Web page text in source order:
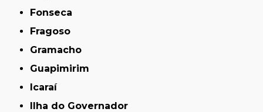
Fonseca
Fragoso
Gramacho
Guapimirim
Icaraí
Ilha do Governador